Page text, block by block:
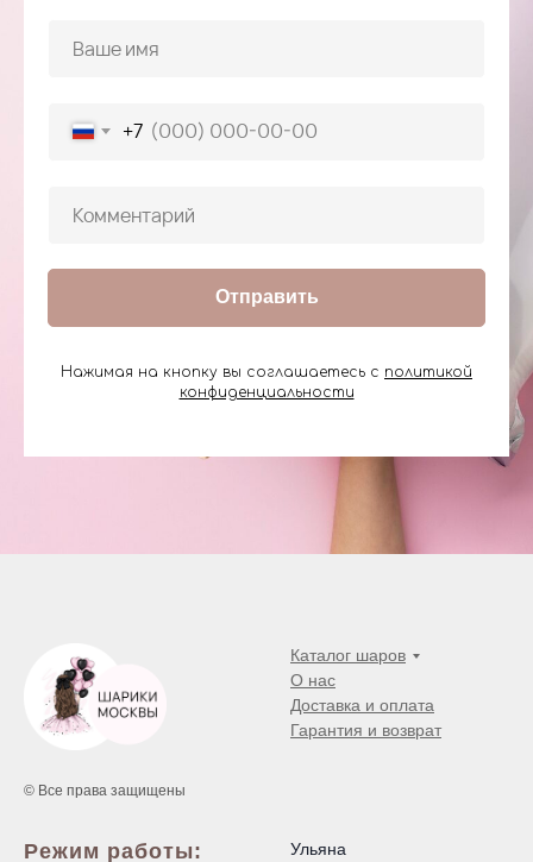
+7
Отправить
Нажимая на кнопку вы соглашаетесь с политикой
конфиденциальности
© Все права защищены
Каталог шаров
О нас
Доставка и оплата
Гарантия и возврат
Режим работы: Ульяна